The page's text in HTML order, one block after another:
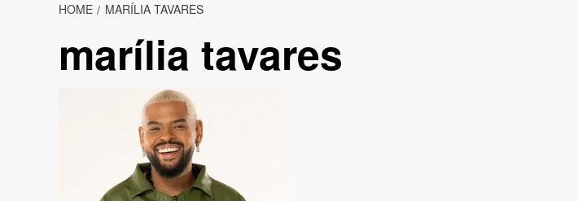
HOME MARÍLIA TAVARES
marília tavares